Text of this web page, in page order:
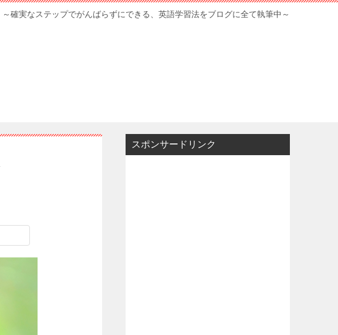
～確実なステップでがんばらずにできる、英語学習法をブログに全て執筆中～
スポンサードリンク